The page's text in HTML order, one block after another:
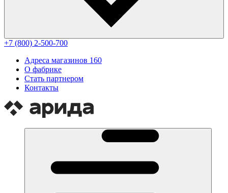
+7 (800) 2-500-700
Адреса магазинов 160
О фабрике
Стать партнером
Контакты